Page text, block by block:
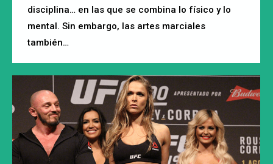
disciplina… en las que se combina lo físico y lo
mental. Sin embargo, las artes marciales
también…